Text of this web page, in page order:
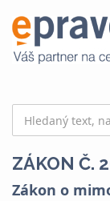
ZÁKON Č.
Zákon o